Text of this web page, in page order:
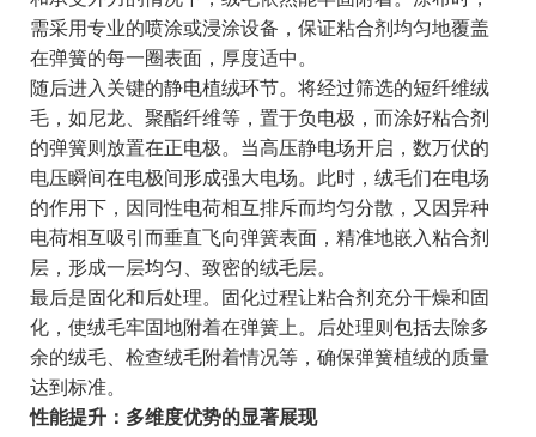
需采用专业的喷涂或浸涂设备，保证粘合剂均匀地覆盖
在弹簧的每一圈表面，厚度适中。
随后进入关键的静电植绒环节。将经过筛选的短纤维绒
毛，如尼龙、聚酯纤维等，置于负电极，而涂好粘合剂
的弹簧则放置在正电极。当高压静电场开启，数万伏的
电压瞬间在电极间形成强大电场。此时，绒毛们在电场
的作用下，因同性电荷相互排斥而均匀分散，又因异种
电荷相互吸引而垂直飞向弹簧表面，精准地嵌入粘合剂
层，形成一层均匀、致密的绒毛层。
最后是固化和后处理。固化过程让粘合剂充分干燥和固
化，使绒毛牢固地附着在弹簧上。后处理则包括去除多
余的绒毛、检查绒毛附着情况等，确保弹簧植绒的质量
达到标准。
性能提升：多维度优势的显著展现